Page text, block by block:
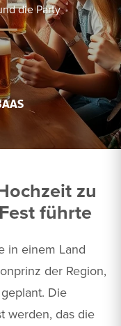
die Party
zu
führte
in einem Land
der Region,
Die
werden, das die